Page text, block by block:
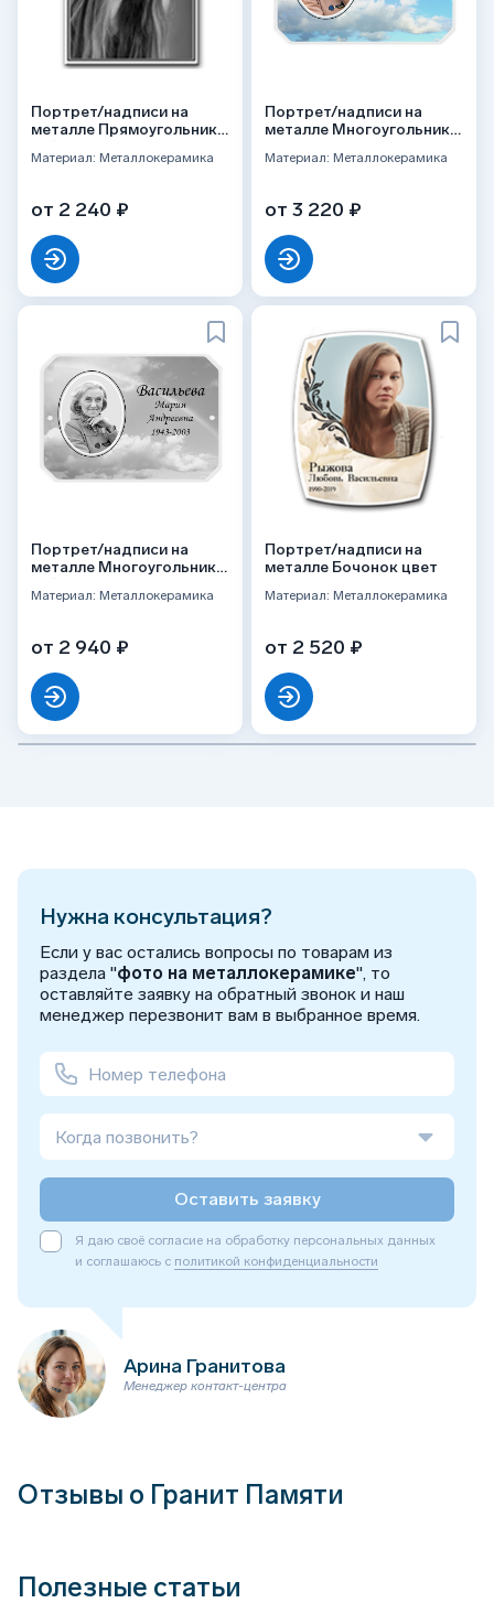
Портрет/надписи на
металле Прямоугольник
Материал: Металлокерамика
от 2 240 ₽
Портрет/надписи на
металле Многоугольник
Материал: Металлокерамика
от 3 220 ₽
Портрет/надписи на
металле Многоугольник
Материал: Металлокерамика
от 2 940 ₽
Портрет/надписи на
металле Бочонок цвет
Материал: Металлокерамика
от 2 520 ₽
Нужна консультация?
Если у вас остались вопросы по товарам из
раздела "фото на металлокерамике", то
оставляйте заявку на обратный звонок и наш
менеджер перезвонит вам в выбранное время.
Когда позвонить?
Оставить заявку
Я даю своё согласие на обработку персональных данных
и соглашаюсь с политикой конфиденциальности
Арина Гранитова
Менеджер контакт-центра
Отзывы о Гранит Памяти
Полезные статьи